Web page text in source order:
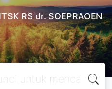
RS dr. SOEPRAOEN